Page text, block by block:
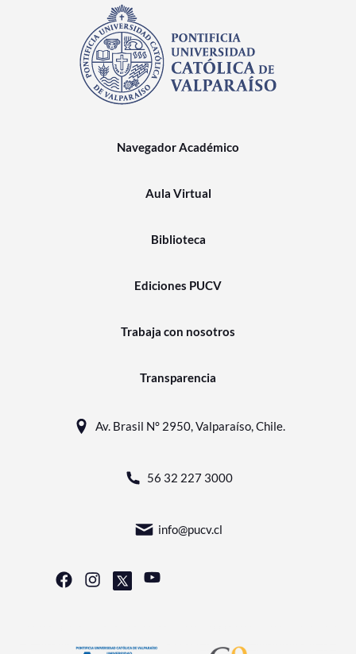
Navegador Académico
Aula Virtual
Biblioteca
Ediciones PUCV
Trabaja con nosotros
Transparencia
Av. Brasil N° 2950, Valparaíso, Chile.
56 32 227 3000
info@pucv.cl